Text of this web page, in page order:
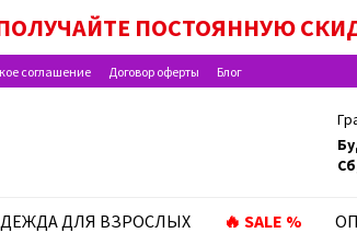
ПОСТОЯННУЮ
соглашение Договор оферты
Блог
ДЛЯ ВЗРОСЛЫХ 🔥 SALE %